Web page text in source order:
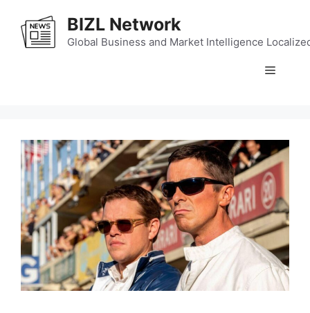
content
BIZL Network
Global Business and Market Intelligence
Menu